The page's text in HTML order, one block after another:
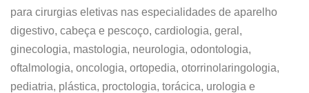
para cirurgias eletivas nas especialidades de aparelho
digestivo, cabeça e pescoço, cardiologia, geral,
ginecologia, mastologia, neurologia, odontologia,
oftalmologia, oncologia, ortopedia, otorrinolaringologia,
pediatria, plástica, proctologia, torácica, urologia e